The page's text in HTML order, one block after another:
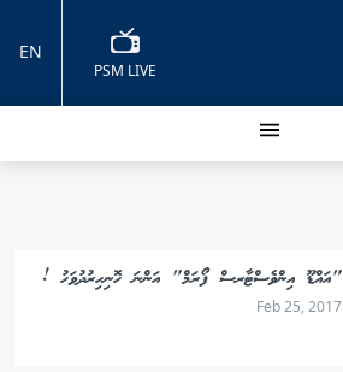
PSM LIVE
EN
"އައްޑޫ އިންވެސްޓާރސް ފޯރަމް" އަންނަ ހޮނިހިރުދުވަހު !
Feb 25, 2017